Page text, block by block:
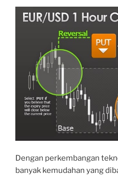
Dengan perkembangan
banyak kemudahan yang